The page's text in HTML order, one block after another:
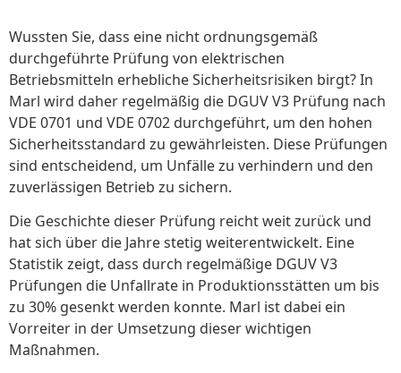
Wussten Sie, dass eine nicht ordnungsgemäß
durchgeführte Prüfung von elektrischen
Betriebsmitteln erhebliche Sicherheitsrisiken birgt? In
Marl wird daher regelmäßig die DGUV V3 Prüfung nach
VDE 0701 und VDE 0702 durchgeführt, um den hohen
Sicherheitsstandard zu gewährleisten. Diese Prüfungen
sind entscheidend, um Unfälle zu verhindern und den
zuverlässigen Betrieb zu sichern.
Die Geschichte dieser Prüfung reicht weit zurück und
hat sich über die Jahre stetig weiterentwickelt. Eine
Statistik zeigt, dass durch regelmäßige DGUV V3
Prüfungen die Unfallrate in Produktionsstätten um bis
zu 30% gesenkt werden konnte. Marl ist dabei ein
Vorreiter in der Umsetzung dieser wichtigen
Maßnahmen.